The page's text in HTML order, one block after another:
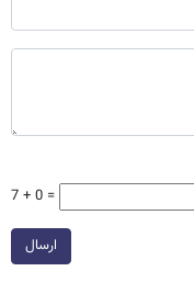
7 + 0 =
ارسال